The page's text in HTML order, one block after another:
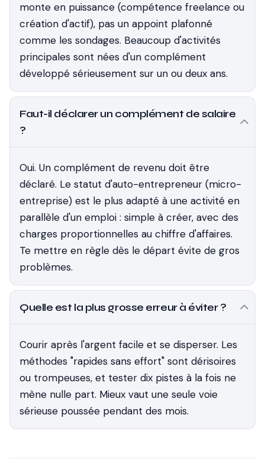
monte en puissance (compétence freelance ou
création d'actif), pas un appoint plafonné
comme les sondages. Beaucoup d'activités
principales sont nées d'un complément
développé sérieusement sur un ou deux ans.
Faut-il déclarer un complément de salaire
?
Oui. Un complément de revenu doit être
déclaré. Le statut d'auto-entrepreneur (micro-
entreprise) est le plus adapté à une activité en
parallèle d'un emploi : simple à créer, avec des
charges proportionnelles au chiffre d'affaires.
Te mettre en règle dès le départ évite de gros
problèmes.
Quelle est la plus grosse erreur à éviter ?
Courir après l'argent facile et se disperser. Les
méthodes "rapides sans effort" sont dérisoires
ou trompeuses, et tester dix pistes à la fois ne
mène nulle part. Mieux vaut une seule voie
sérieuse poussée pendant des mois.